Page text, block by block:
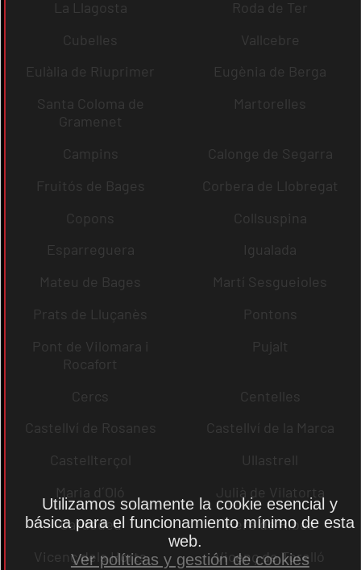
La Llagosta
Roda de Ter
Cubelles
Vallcebre
Eulàlia de Riuprimer
Eugènia de Berga
Santa Coloma de
Gramenet
Martorelles
Campins
Calonge de Segarra
Fruitós de Bages
Corbera de Llobregat
Copons
Collsuspina
Esparreguera
Igualada
Mateu de Bages
Martí Sesgueioles
Prats de Lluçanès
Pontons
Pont de Vilomara i
Rocafort
Pujalt
Cercs
Centelles
Castellví de Rosanes
Castellví de la Marca
Castellterçol
Ullastrell
Maria d´Oló
Julià de Vilatorta
Cardedeu
Pere de Ribes
Vicenç dels Horts
Vicenç de Torelló
Utilizamos solamente la cookie esencial y
básica para el funcionamiento mínimo de esta
web.
Ver políticas y gestión de cookies